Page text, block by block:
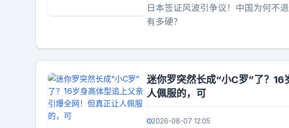
日本签证风波引争议！中国为何不
有多硬？
迷你罗突然长成“小C罗”了？
人佩服的，可
2026-08-07 12:05